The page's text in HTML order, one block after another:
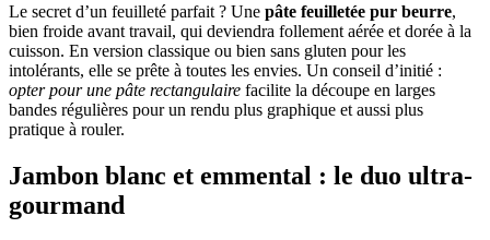
Le secret d’un feuilleté parfait ? Une pâte feuilletée pur beurre,
bien froide avant travail, qui deviendra follement aérée et dorée à la
cuisson. En version classique ou bien sans gluten pour les
intolérants, elle se prête à toutes les envies. Un conseil d’initié :
opter pour une pâte rectangulaire facilite la découpe en larges
bandes régulières pour un rendu plus graphique et aussi plus
pratique à rouler.
Jambon blanc et emmental : le duo ultra-
gourmand